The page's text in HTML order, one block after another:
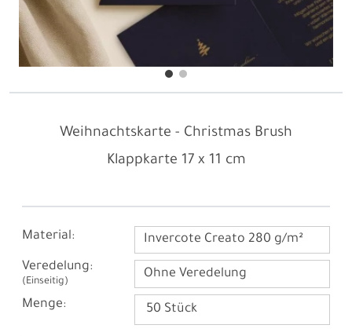
Weihnachtskarte - Christmas Brush
Klappkarte 17 x 11 cm
Material:
Invercote Creato 280 g/m²
Veredelung:
(Einseitig)
Ohne Veredelung
Menge: